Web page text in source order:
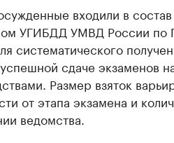
входили в
УГИБДД УМВД России
систематического
сдаче экзаменов
Размер взяток
от этапа экзамена и
ведомства.